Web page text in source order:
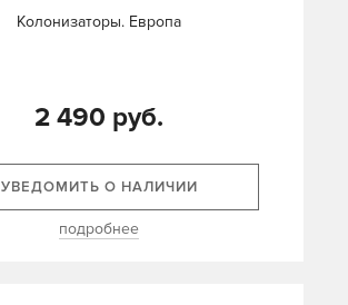
Колонизаторы. Европа
2 490 руб.
УВЕДОМИТЬ О НАЛИЧИИ
подробнее